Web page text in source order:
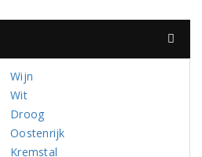
Wijn
Wit
Droog
Oostenrijk
Kremstal